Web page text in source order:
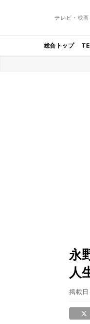
テレビ・映
総合トップ
永
人
掲載日